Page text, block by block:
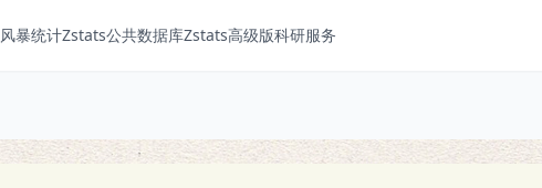
风暴统计Zstats公共数据库Zstats高级版科研服务